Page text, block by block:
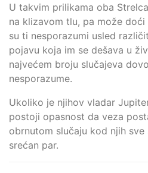
U takvim prilikama oba
na klizavom tlu, pa može
su ti nesporazumi usled
pojavu koja im se dešava u
najvećem broju slučajeva
nesporazume.
Ukoliko je njihov vladar
postoji opasnost da veza
obrnutom slučaju kod njih
srećan par.